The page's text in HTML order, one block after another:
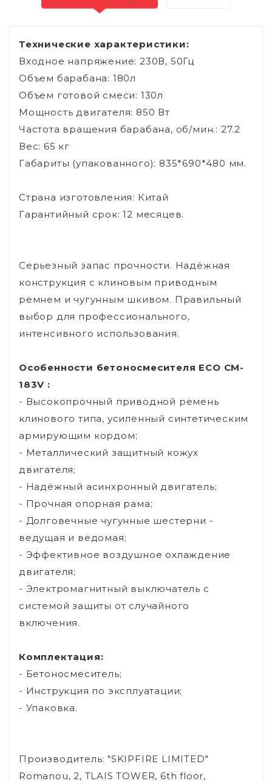
Технические характеристики:
Входное напряжение: 230В, 50Гц
Объем барабана: 180л
Объем готовой смеси: 130л
Мощность двигателя: 850 Вт
Частота вращения барабана, об/мин.: 27.2
Вес: 65 кг
Габариты (упакованного): 835*690*480 мм.
Страна изготовления: Китай
Гарантийный срок: 12 месяцев.
Серьезный запас прочности. Надёжная
конструкция с клиновым приводным
ремнем и чугунным шкивом. Правильный
выбор для профессионального,
интенсивного использования.
Особенности бетоносмесителя ECO CM-
183V :
- Высокопрочный приводной ремень
клинового типа, усиленный синтетическим
армирующим кордом;
- Металлический защитный кожух
двигателя;
- Надёжный асинхронный двигатель;
- Прочная опорная рама;
- Долговечные чугунные шестерни -
ведущая и ведомая;
- Эффективное воздушное охлаждение
двигателя;
- Электромагнитный выключатель с
системой защиты от случайного
включения.
Комплектация:
- Бетоносмеситель;
- Инструкция по эксплуатации;
- Упаковка.
Производитель: "SKIPFIRE LIMITED"
Romanou, 2, TLAIS TOWER, 6th floor,